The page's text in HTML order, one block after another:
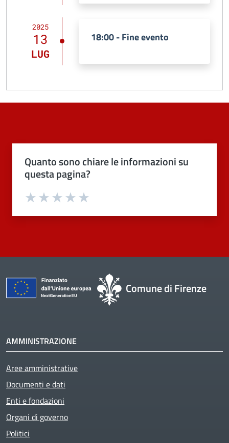
2025
13
LUG
18:00 - Fine evento
Quanto sono chiare le informazioni su
questa pagina?
Valuta 4 stelle su 5
Valuta 3 stelle su 5
Valuta 2 stelle su 5
Valuta 1 stelle su 5
Comune di Firenze
AMMINISTRAZIONE
Aree amministrative
Documenti e dati
Enti e fondazioni
Organi di governo
Politici